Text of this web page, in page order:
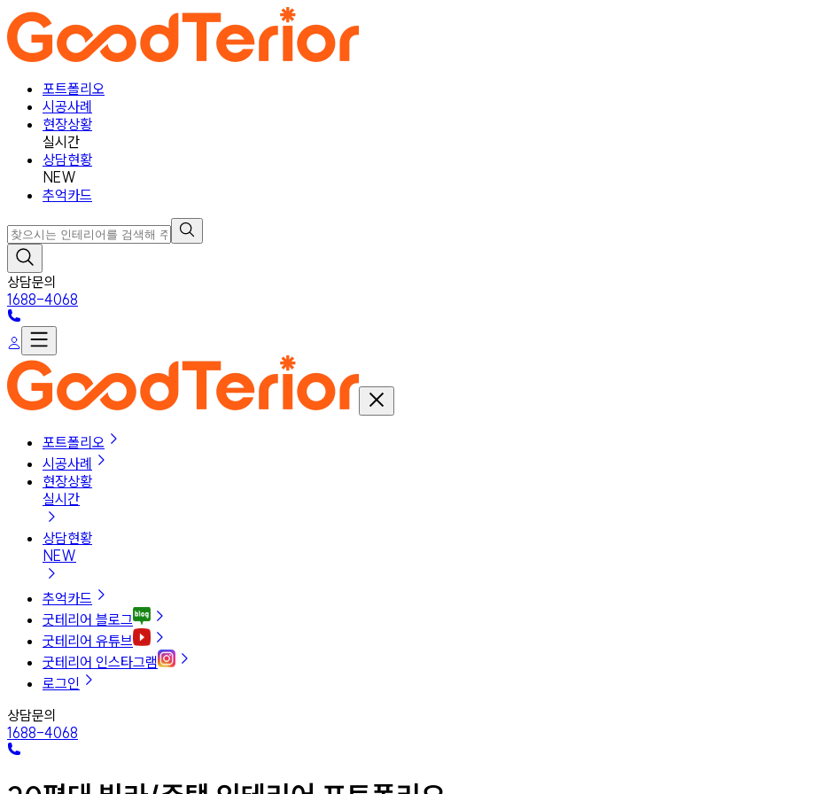
포트폴리오
시공사례
현장상황
실시간
상담현황
NEW
추억카드
상담문의
1688-4068
포트폴리오
시공사례
현장상황
실시간
상담현황
NEW
추억카드
굿테리어 블로그
굿테리어 유튜브
굿테리어 인스타그램
로그인
상담문의
1688-4068